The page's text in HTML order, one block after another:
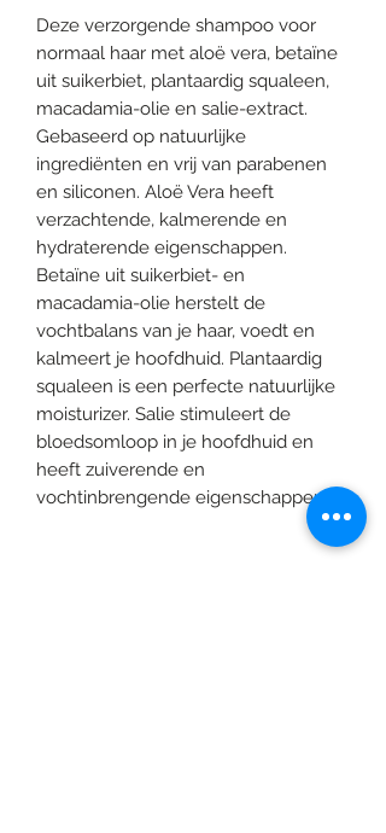
Deze verzorgende shampoo voor
normaal haar met aloë vera, betaïne
uit suikerbiet, plantaardig squaleen,
macadamia-olie en salie-extract.
Gebaseerd op natuurlijke
ingrediënten en vrij van parabenen
en siliconen. Aloë Vera heeft
verzachtende, kalmerende en
hydraterende eigenschappen.
Betaïne uit suikerbiet- en
macadamia-olie herstelt de
vochtbalans van je haar, voedt en
kalmeert je hoofdhuid. Plantaardig
squaleen is een perfecte natuurlijke
moisturizer. Salie stimuleert de
bloedsomloop in je hoofdhuid en
heeft zuiverende en
vochtinbrengende eigenschappen.